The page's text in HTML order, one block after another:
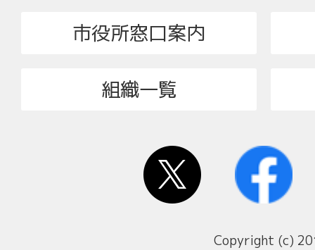
市役所窓口案内
組織一覧
Copyright (c)